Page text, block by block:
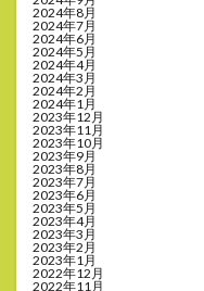
2024年8月
2024年7月
2024年6月
2024年5月
2024年4月
2024年3月
2024年2月
2024年1月
2023年12月
2023年11月
2023年10月
2023年9月
2023年8月
2023年7月
2023年6月
2023年5月
2023年4月
2023年3月
2023年2月
2023年1月
2022年12月
2022年11月